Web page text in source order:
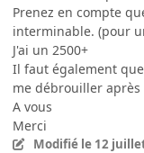
Prenez en compte
interminable. (pour
J'ai un 2500+
Il faut également
me débrouiller
A vous
Merci
Modifié le 12